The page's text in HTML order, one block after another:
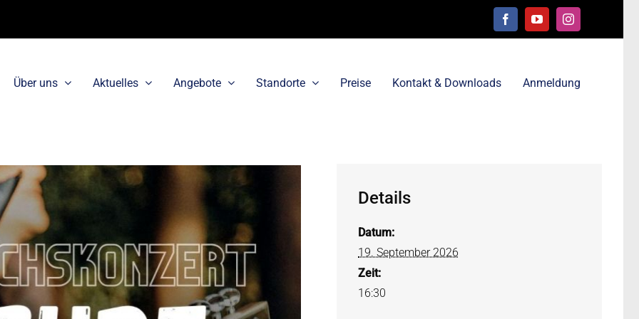
FacebookYouTubeInstagram
Über uns Aktuelles Angebote Standorte Preise Kontakt & Downloads Anmeldung
Details
Datum:
19. September 2026
Zeit:
16:30